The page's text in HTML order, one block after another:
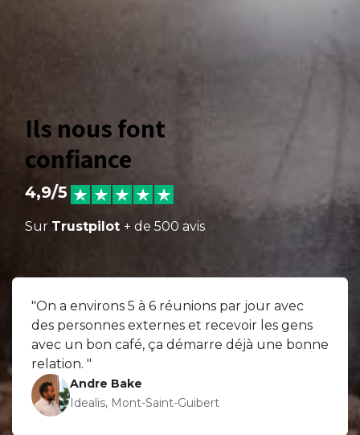
confiance
4,9/5
SurTrustpilot+ de 500 avis
avec un bon café, ça démarre déjà une bonne
relation. "
Andre Bake
Idealis, Mont-Saint-Guibert